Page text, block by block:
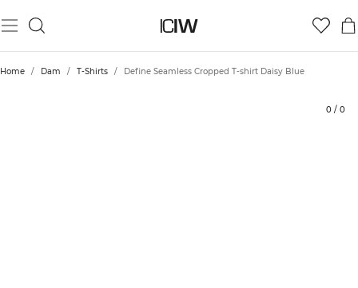
Home / Dam / T-Shirts / Define Seamless Cropped T-shirt Daisy Blue
0 / 0